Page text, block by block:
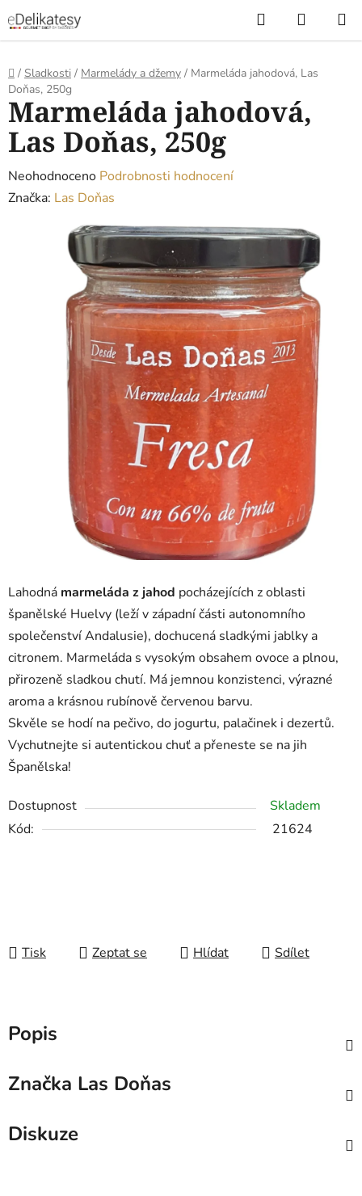
na
obsah
Hledat
KOŠÍK
Domů
/ Sladkosti / Marmelády a džemy / Marmeláda jahodová, Las
Doňas, 250g
Lahodná marmeláda z jahod pocházejících z oblasti
španělské Huelvy (leží v západní části autonomního
společenství Andalusie), dochucená sladkými jablky a
citronem. Marmeláda s vysokým obsahem ovoce a plnou,
přirozeně sladkou chutí. Má jemnou konzistenci, výrazné
aroma a krásnou rubínově červenou barvu.
Skvěle se hodí na pečivo, do jogurtu, palačinek i dezertů.
Vychutnejte si autentickou chuť a přeneste se na jih
Španělska!
Dostupnost
Skladem
Kód:
21624
Tisk Zeptat se Hlídat Sdílet
Marmeláda jahodová,
Las Doňas, 250g
Průměrné
hodnocení
hvězdiček.
Neohodnoceno Podrobnosti hodnocení
Značka: Las Doňas
Popis
Značka Las Doňas
Diskuze